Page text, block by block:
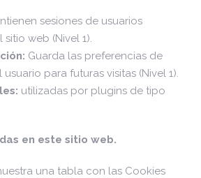
sesiones de usuarios
web (Nivel 1).
Guarda las preferencias de
para futuras visitas (Nivel 1).
utilizadas por plugins de tipo
en este sitio web.
una tabla con las Cookies